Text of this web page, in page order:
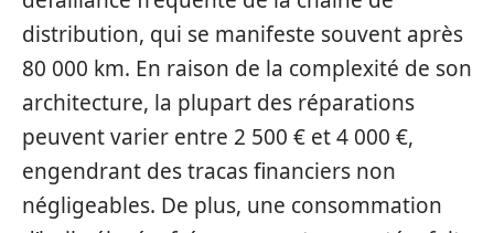
distribution, qui se manifeste souvent après
80 000 km. En raison de la complexité de son
architecture, la plupart des réparations
peuvent varier entre 2 500 € et 4 000 €,
engendrant des tracas financiers non
négligeables. De plus, une consommation